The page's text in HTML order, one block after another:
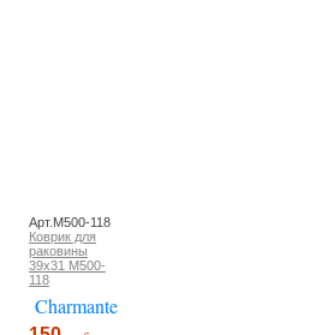
Арт.M500-118
Коврик для
раковины
39x31 M500-
118
Charmante